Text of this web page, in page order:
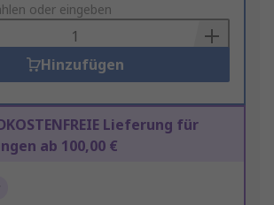
oder eingeben
Hinzufügen
Lieferung für
ab 100,00 €